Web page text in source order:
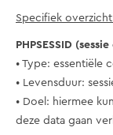
Specifiek
PHPSESSID
• Type: essentiële
• Levensduur:
• Doel: hiermee
deze data gaan